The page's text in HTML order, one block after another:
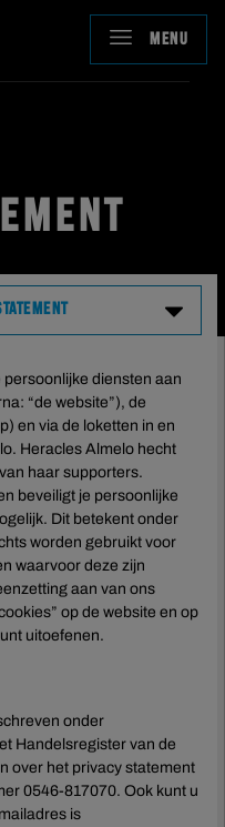
MENU
diensten aan
“de website”), de
en via de loketten in en
Heracles Almelo hecht
haar supporters.
beveiligt je persoonlijke
Dit betekent onder
worden gebruikt voor
waarvoor deze zijn
aan van ons
op de website en op
uitoefenen.
onder
Handelsregister van de
over het privacy statement
0546-817070. Ook kunt u
is